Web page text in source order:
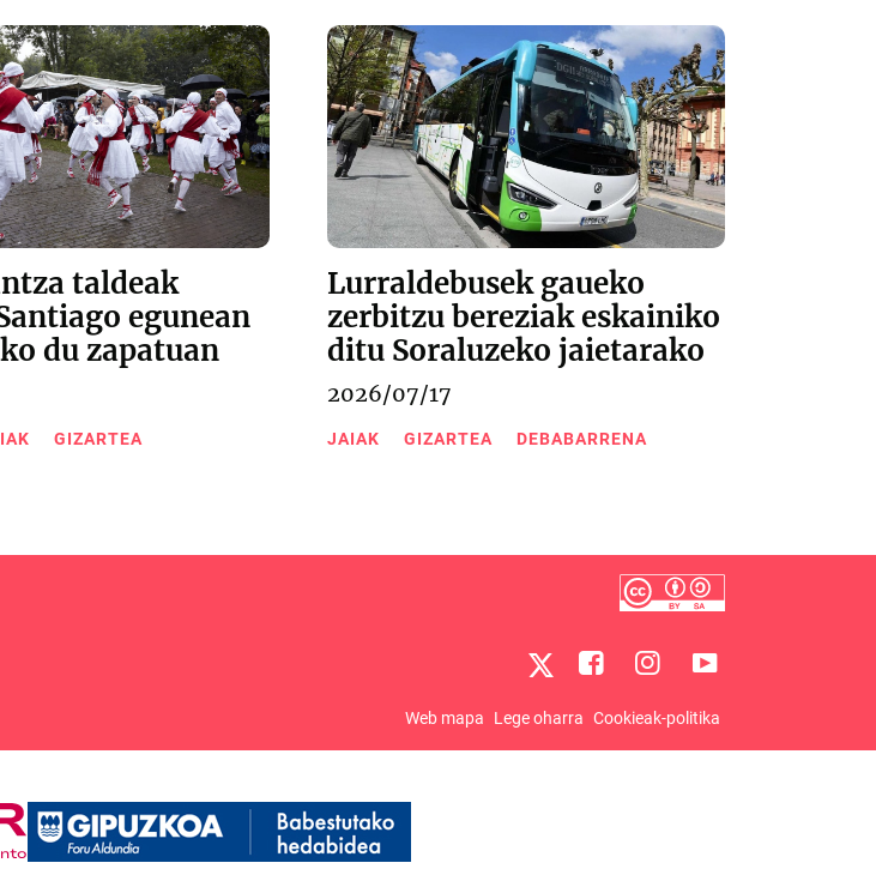
taldeak
egunean
du zapatuan
GIZARTEA
Lurraldebusek gaueko
zerbitzu bereziak eskainiko
ditu Soraluzeko jaietarako
2026/07/17
JAIAK GIZARTEA DEBABARRENA
Web mapa Lege oharra Cookieak-politika